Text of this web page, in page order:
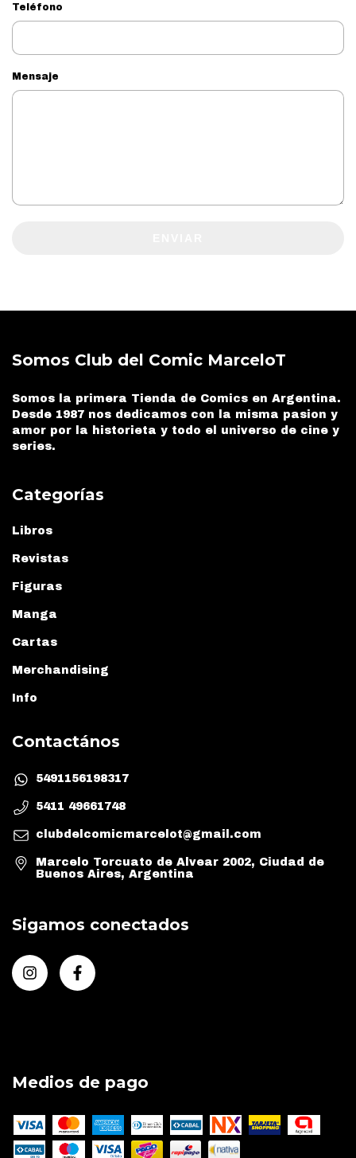
Teléfono
Mensaje
Somos Club del Comic MarceloT
Somos la primera Tienda de Comics en Argentina.
Desde 1987 nos dedicamos con la misma pasion y
amor por la historieta y todo el universo de cine y
series.
Categorías
Libros
Revistas
Figuras
Manga
Cartas
Merchandising
Info
Contactános
5491156198317
5411 49661748
clubdelcomicmarcelot@gmail.com
Marcelo Torcuato de Alvear 2002, Ciudad de
Buenos Aires, Argentina
Sigamos conectados
Medios de pago